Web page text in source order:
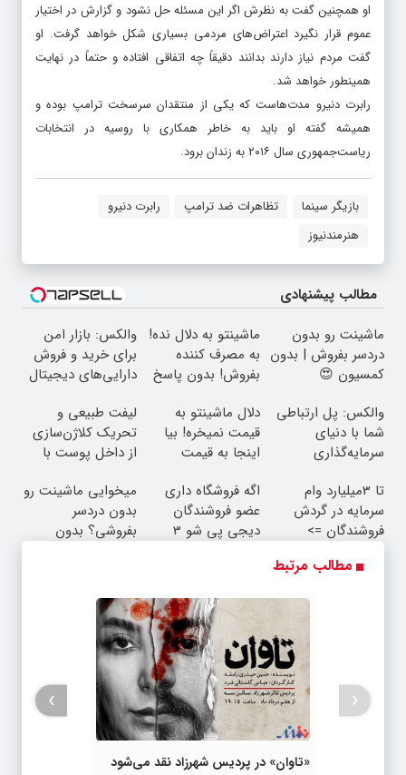
او همچنین گفت به نظرش اگر این مسئله حل نشود و گزارش در اختیار
عموم قرار نگیرد اعتراض‌های مردمی بسیاری شکل خواهد گرفت. او
گفت مردم نیاز دارند بدانند دقیقاً چه اتفاقی افتاده و حتماً در نهایت
همینطور خواهد شد.
رابرت دنیرو مدت‌هاست که یکی از منتقدان سرسخت ترامپ بوده و
همیشه گفته او باید به خاطر همکاری با روسیه در انتخابات
ریاست‌جمهوری سال ۲۰۱۶ به زندان برود.
بازیگر سینما تظاهرات ضد ترامپ
رابرت دنیرو
هنرمندنیوز
مطالب پیشنهادی
ماشینت رو بدون
دردسر بفروش | بدون
کمسیون 😍
ماشینتو به دلال نده!
به مصرف کننده
بفروش! بدون پاسخ
والکس: بازار امن
برای خرید و فروش
دارایی‌های دیجیتال
والکس: پل ارتباطی
شما با دنیای
سرمایه‌گذاری
دلال ماشینتو به
قیمت نمیخره! بیا
اینجا به قیمت
واقعی*
لیفت طبیعی و
تحریک کلاژن‌سازی
از داخل پوست با
جوان شو
تا 3میلیارد وام
سرمایه در گردش
فروشندگان =>
اگه فروشگاه داری
عضو فروشندگان
دیجی پی شو 3
میخوایی ماشینت رو
بدون دردسر
بفروشی؟ بدون
مطالب مرتبط
«تاوان» در پردیس شهرزاد نقد می‌شود
‹
›